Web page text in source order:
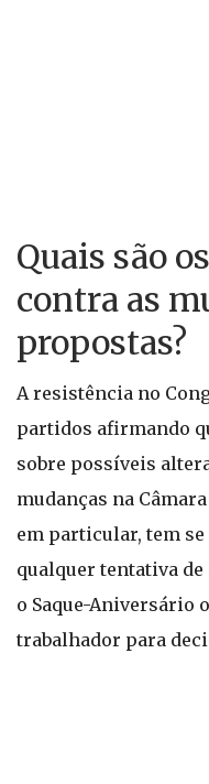
Quais são
contra as
propostas?
A resistência no
partidos afirmando
sobre possíveis
mudanças na
em particular, tem
qualquer tentativa
o Saque-Aniversário
trabalhador para